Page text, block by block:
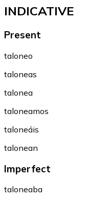
INDICATIVE
Present
taloneo
taloneas
talonea
taloneamos
taloneáis
talonean
Imperfect
taloneaba